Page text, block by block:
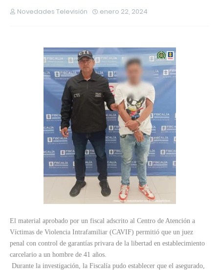
Novedades Televisión enero 22, 2024
El material aprobado por un fiscal adscrito al Centro de Atención a
Víctimas de Violencia Intrafamiliar (CAVIF) permitió que un juez
penal con control de garantías privara de la libertad en establecimiento
carcelario a un hombre de 41 años.
Durante la investigación, la Fiscalía pudo establecer que el asegurado,